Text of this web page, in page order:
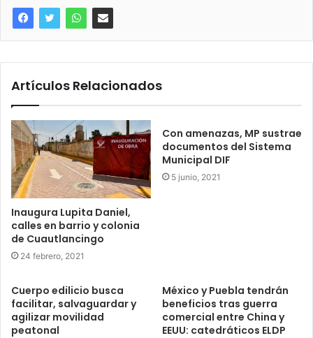
Artículos Relacionados
Inaugura Lupita Daniel,
calles en barrio y colonia
de Cuautlancingo
24 febrero, 2021
Con amenazas, MP sustrae
documentos del Sistema
Municipal DIF
5 junio, 2021
Cuerpo edilicio busca
facilitar, salvaguardar y
agilizar movilidad
peatonal
México y Puebla tendrán
beneficios tras guerra
comercial entre China y
EEUU: catedráticos ELDP